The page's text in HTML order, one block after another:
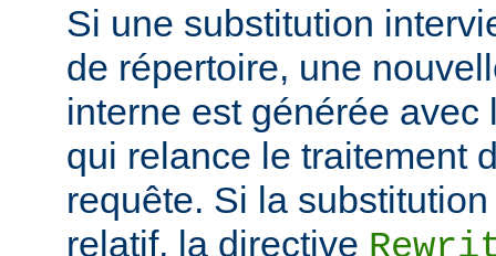
Si une substitution
de répertoire, une
interne est générée
qui relance le traitement
requête. Si la
relatif, la directive